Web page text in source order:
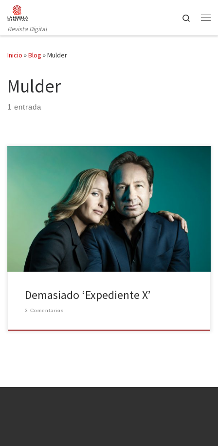
Saltar al contenido
Revista Digital
Search
Inicio »Blog »Mulder
Mulder
1 entrada
Un mes después de su esperado y triunfal regreso, ha llegado el
momento de analizar la décima temporada de Expediente X,
desde la frialdad y perspectiva que da el tiempo sin mirar sus más
que satisfactorios datos de audiencia. Porque seamos sinceros, el
principal motivo del regreso de Mulder y Scully […]
Demasiado ‘Expediente X’
3 Comentarios